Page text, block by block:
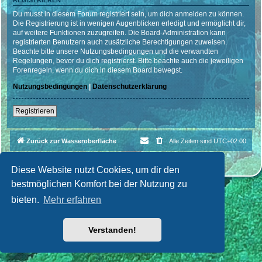
Diese Website nutzt Cookies, um dir den
bestmöglichen Komfort bei der Nutzung zu
bieten. Mehr erfahren
Verstanden!
Du musst in diesem Forum registriert sein, um dich anmelden zu können.
Die Registrierung ist in wenigen Augenblicken erledigt und ermöglicht dir,
auf weitere Funktionen zuzugreifen. Die Board-Administration kann
registrierten Benutzern auch zusätzliche Berechtigungen zuweisen.
Beachte bitte unsere Nutzungsbedingungen und die verwandten
Regelungen, bevor du dich registrierst. Bitte beachte auch die jeweiligen
Forenregeln, wenn du dich in diesem Board bewegst.
Nutzungsbedingungen | Datenschutzerklärung
Registrieren
Zurück zur Wasseroberfläche Alle Zeiten sind UTC+02:00
Deutsche Übersetzung durch
phpBB.de| Style par